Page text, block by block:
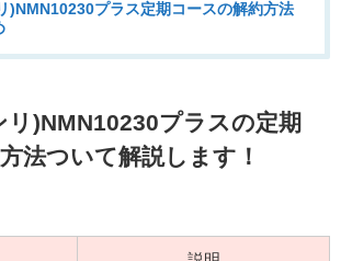
)NMN10230プラス定期コースの解約方法
)NMN10230プラスの定期
法ついて解説します！